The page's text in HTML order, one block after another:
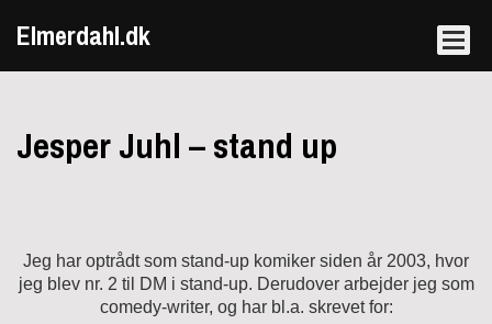
Elmerdahl.dk
Jesper Juhl – stand up
Jeg har optrådt som stand-up komiker siden år 2003, hvor
jeg blev nr. 2 til DM i stand-up. Derudover arbejder jeg som
comedy-writer, og har bl.a. skrevet for: